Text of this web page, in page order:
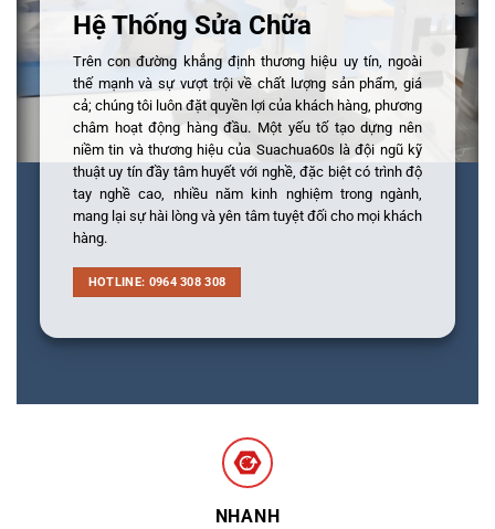
Hệ Thống Sửa Chữa
Trên con đường khẳng định thương hiệu uy tín, ngoài
thế mạnh và sự vượt trội về chất lượng sản phẩm, giá
cả; chúng tôi luôn đặt quyền lợi của khách hàng, phương
châm hoạt động hàng đầu. Một yếu tố tạo dựng nên
niềm tin và thương hiệu của Suachua60s là đội ngũ kỹ
thuật uy tín đầy tâm huyết với nghề, đặc biệt có trình độ
tay nghề cao, nhiều năm kinh nghiệm trong ngành,
mang lại sự hài lòng và yên tâm tuyệt đối cho mọi khách
hàng.
HOTLINE: 0964 308 308
NHANH